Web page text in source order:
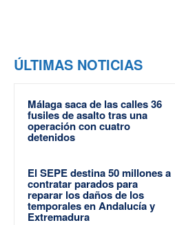
ÚLTIMAS NOTICIAS
Málaga saca de las calles 36
fusiles de asalto tras una
operación con cuatro
detenidos
El SEPE destina 50 millones a
contratar parados para
reparar los daños de los
temporales en Andalucía y
Extremadura